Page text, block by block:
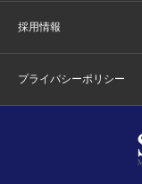
採用情報
プライバシーポリシー